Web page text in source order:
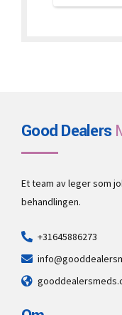
Good Dealers
Et team av leger som
behandlingen.
+31645886273